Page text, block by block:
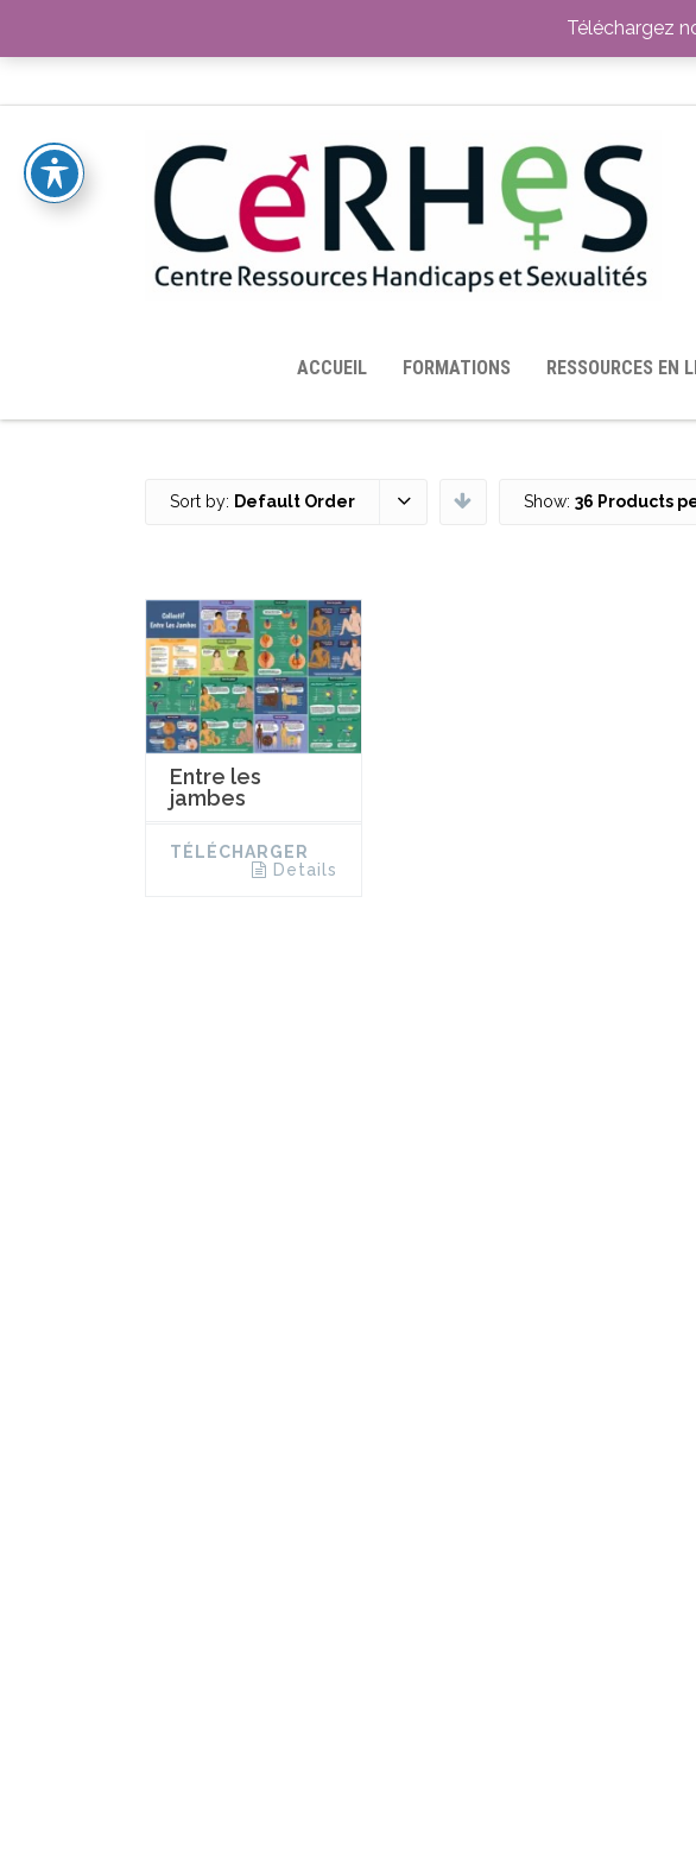
TOUTES LES RESSOURCES MISES À DISPOSITION PAR LE
ACCUEIL FORMATIONS RESSOURCES EN
Sort by: Default Order Show: 36 Products
Entre les
jambes
TÉLÉCHARGER
Details
Téléchargez